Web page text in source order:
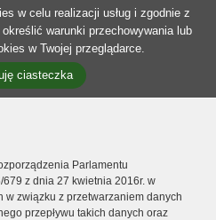
w celu realizacji usług i zgodnie z
warunki przechowywania lub
w Twojej przeglądarce.
ciasteczka
Parlamentu
z dnia 27 kwietnia 2016r. w
w związku z przetwarzaniem danych
przepływu takich danych oraz